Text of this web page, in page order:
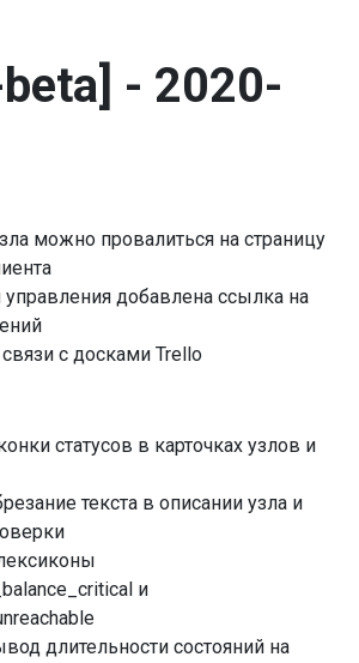
- 2020-
можно провалиться на страницу
управления добавлена ссылка на
с досками Trello
статусов в карточках узлов и
текста в описании узла и
и
длительности состояний на